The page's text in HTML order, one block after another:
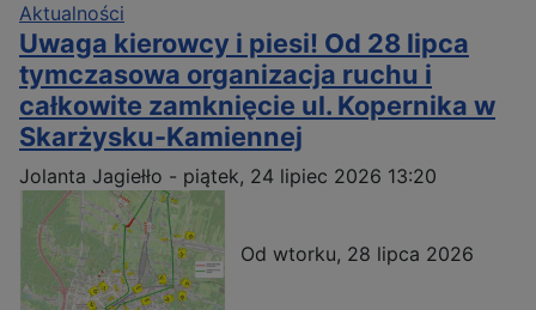
Aktualności
Uwaga kierowcy i piesi! Od 28 lipca
tymczasowa organizacja ruchu i
całkowite zamknięcie ul. Kopernika w
Skarżysku-Kamiennej
Jolanta Jagiełło - piątek, 24 lipiec 2026 13:20
Od wtorku, 28 lipca 2026